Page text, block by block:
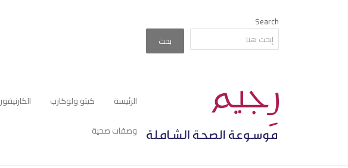
Search
بحث
الرئيسة كيتو ولوكارب الكارنيفور
وصفات صحية